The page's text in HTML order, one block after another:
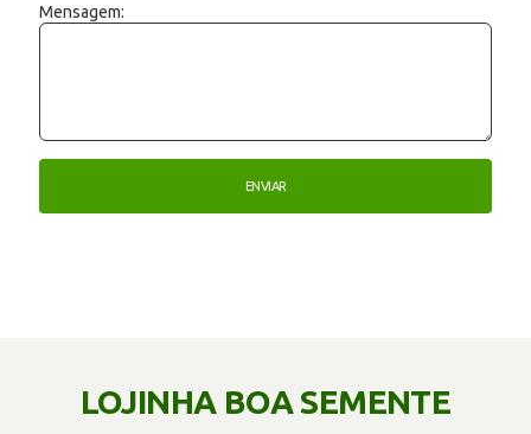
Mensagem:
LOJINHA BOA SEMENTE